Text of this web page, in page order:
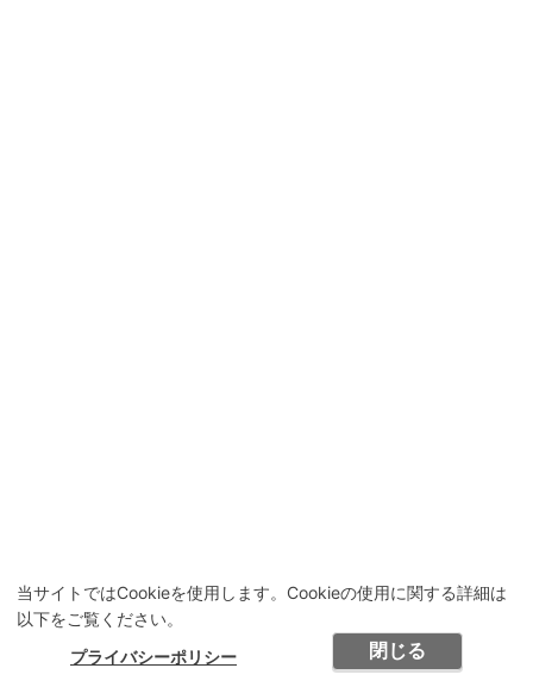
当サイトではCookieを使用します。Cookieの使用に関する詳細は
以下をご覧ください。
プライバシーポリシー
閉じる